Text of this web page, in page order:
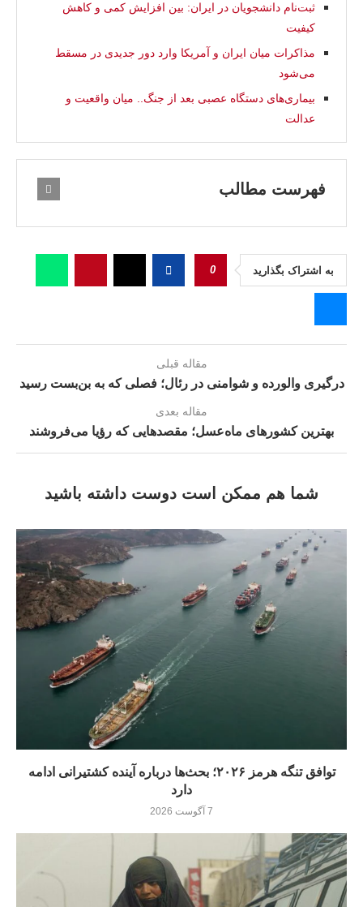
ثبت‌نام دانشجویان در ایران: بین افزایش کمی و کاهش
کیفیت
مذاکرات میان ایران و آمریکا وارد دور جدیدی در مسقط
می‌شود
بیماری‌های دستگاه عصبی بعد از جنگ.. ميان واقعيت و
عدالت
فهرست مطالب
به اشتراک بگذارید 0
مقاله قبلی
درگیری والورده و شوامنی در رئال؛ فصلی که به بن‌بست رسید
مقاله بعدی
بهترین کشورهای ماه‌عسل؛ مقصدهایی که رؤیا می‌فروشند
شما هم ممکن است دوست داشته باشید
توافق تنگه هرمز ۲۰۲۶؛ بحث‌ها درباره آینده کشتیرانی ادامه
دارد
7 آگوست 2026